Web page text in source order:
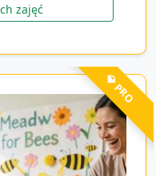
zajęć
💎 PRO